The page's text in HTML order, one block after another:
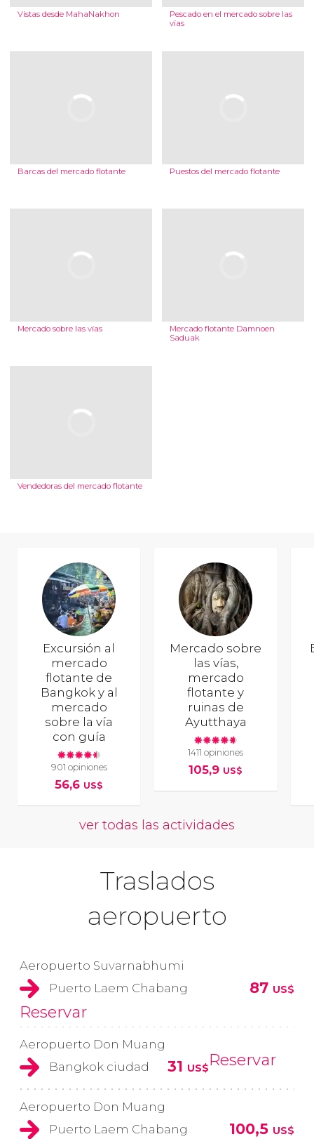
Vistas desde MahaNakhon
Pescado en el mercado sobre las
vías
Barcas del mercado flotante Puestos del mercado flotante
Mercado sobre las vías
Mercado flotante Damnoen
Saduak
Vendedoras del mercado flotante
Excursión al
mercado
flotante de
Bangkok y al
mercado
sobre la vía
con guía
901 opiniones
56,6 US$
Mercado sobre
las vías,
mercado
flotante y
ruinas de
Ayutthaya
1411 opiniones
105,9 US$
ver todas las actividades
Traslados
aeropuerto
Aeropuerto Suvarnabhumi
Puerto Laem Chabang
87 US$
Reservar
Aeropuerto Don Muang
Bangkok ciudad
31 US$Reservar
Aeropuerto Don Muang
Puerto Laem Chabang
100,5 US$